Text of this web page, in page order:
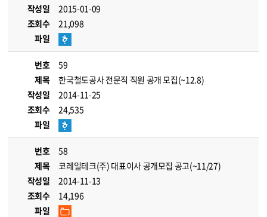
작성일
2015-01-09
조회수
21,098
파일
번호
59
제목
한국철도공사 전문직 직원 공개 모집(~12.8)
작성일
2014-11-25
조회수
24,535
파일
번호
58
제목
코레일테크(주) 대표이사 공개모집 공고(~11/27)
작성일
2014-11-13
조회수
14,196
파일